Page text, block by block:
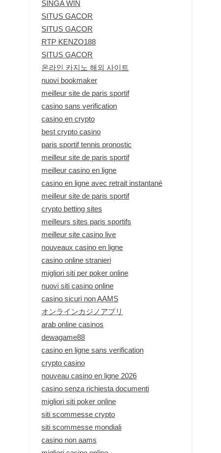
SINGA WIN
SITUS GACOR
SITUS GACOR
RTP KENZO188
SITUS GACOR
온라인 카지노 해외 사이트
nuovi bookmaker
meilleur site de paris sportif
casino sans verification
casino en crypto
best crypto casino
paris sportif tennis pronostic
meilleur site de paris sportif
meilleur casino en ligne
casino en ligne avec retrait instantané
meilleur site de paris sportif
crypto betting sites
meilleurs sites paris sportifs
meilleur site casino live
nouveaux casino en ligne
casino online stranieri
migliori siti per poker online
nuovi siti casino online
casino sicuri non AAMS
オンラインカジノアプリ
arab online casinos
dewagame88
casino en ligne sans verification
crypto casino
nouveau casino en ligne 2026
casino senza richiesta documenti
migliori siti poker online
siti scommesse crypto
siti scommesse mondiali
casino non aams